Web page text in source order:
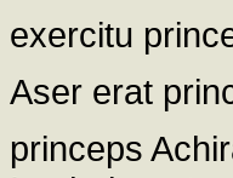
exercitu
Aser erat
princeps